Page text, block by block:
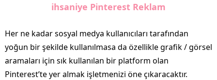
ihsaniye Pinterest Reklam
Her ne kadar sosyal medya kullanıcıları tarafından
yoğun bir şekilde kullanılmasa da özellikle grafik / görsel
aramaları için sık kullanılan bir platform olan
Pinterest’te yer almak işletmenizi öne çıkaracaktır.